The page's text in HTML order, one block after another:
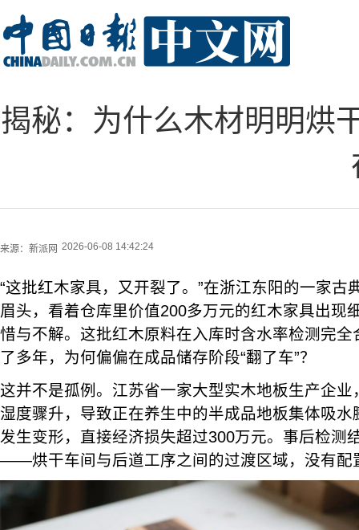
揭秘：为什么木材明明烘
来源： 新派网 2026-06-08 14:42:24
“这批红木家具，又开裂了。”在浙江东阳的一家古
眉头，看着仓库里价值200多万元的红木家具出现
惜与不解。这批红木原料在入库时含水率检测完
了多年，为何偏偏在成品储存阶段“翻了车”？
这并不是孤例。江苏省一家大型实木地板生产企
湿度骤升，导致正在养生中的半成品地板集体吸
发生变形，直接经济损失超过300万元。事后检测
——烘干车间与后道工序之间的过渡区域，没有配